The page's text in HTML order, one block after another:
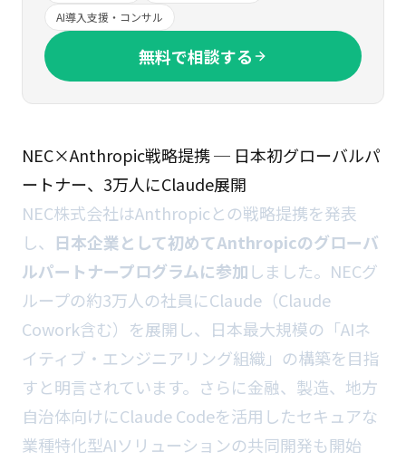
AI導入支援・コンサル
無料で相談する
NEC×Anthropic戦略提携 ─ 日本初グローバルパ
ートナー、3万人にClaude展開
NEC株式会社はAnthropicとの戦略提携を発表
し、
日本企業として初めてAnthropicのグローバ
ルパートナープログラムに参加しました。NECグ
ループの約3万人の社員にClaude（Claude
Cowork含む）を展開し、日本最大規模の「AIネ
イティブ・エンジニアリング組織」の構築を目指
すと明言されています。さらに金融、製造、地方
自治体向けにClaude Codeを活用したセキュアな
業種特化型AIソリューションの共同開発も開始